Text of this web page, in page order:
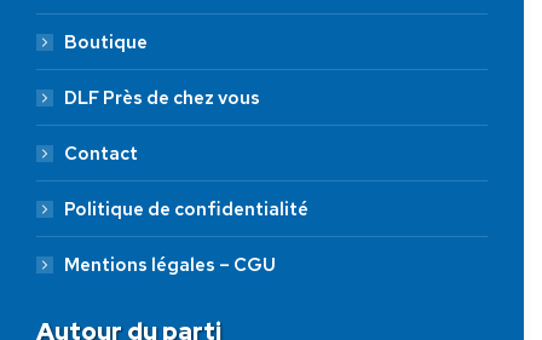
Boutique
DLF Près de chez vous
Contact
Politique de confidentialité
Mentions légales – CGU
Autour du parti